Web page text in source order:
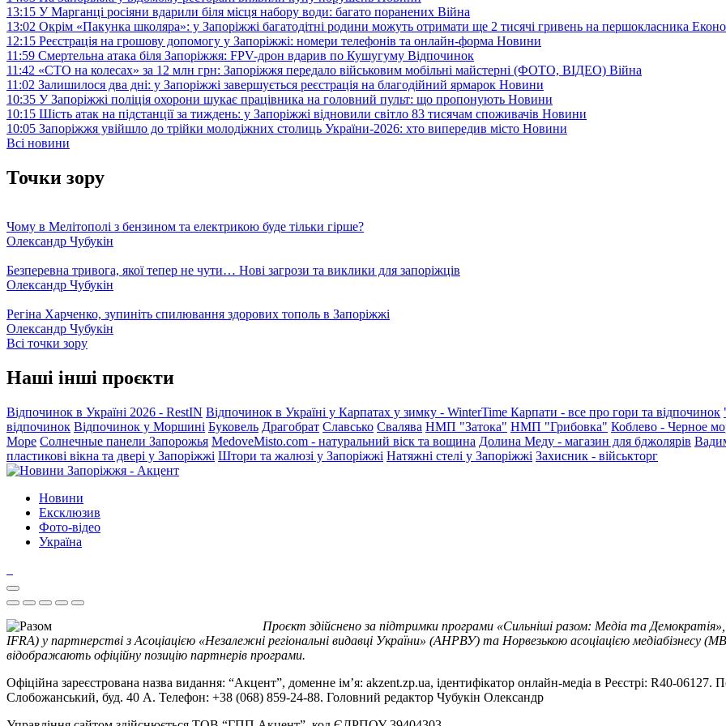
13:15 У Марганці росіяни вдарили біля місця набору води: багато поранених Війна
13:02 Окрім «Пакунка школяра»: у Запоріжжі багатодітні родини можуть отримати ще 2 тисячі гривень на першокласника
12:15 Реєстрація на грошову допомогу у Запоріжжі: номери телефонів та онлайн-форма Новини
11:59 Смертельна атака біля Запоріжжя: FPV-дрон вдарив по Кушугуму Відпочинок
11:42 «СТО на колесах» за 12 млн грн: Запоріжжя передало військовим мобільні майстерні (ФОТО, ВІДЕО) Війна
11:02 Залишилося два дні: у Запоріжжі завершується реєстрація на благодійний ярмарок Новини
10:35 У Запоріжжі поліція охорони шукає працівника на головний пульт: що пропонують Новини
10:15 Шість атак на підстанції за тиждень: у Запоріжжі відновили світло 83 тисячам споживачів Новини
10:05 Запоріжжя увійшло до трійки молодіжних столиць України-2026: хто випередив місто Новини
Всі новини
Точки зору
Чому в Мелітополі з бензином та електрикою буде тільки гірше?
Олександр Чубукін
Безперевна тривога, якої тепер не чути… Нові загрози та виклики для запоріжців
Олександр Чубукін
Регіна Харченко, зупиніть спилювання здорових тополь в Запоріжжі
Олександр Чубукін
Всі точки зору
Наші інші проєкти
Відпочинок в Україні 2026 - RestIN Відпочинок в Україні у Карпатах у зимку - WinterTime Карпати - все про гори та відпочинок
відпочинок Відпочинок у Моршині Буковель Драгобрат Славсько Свалява НМП "Затока" НМП "Грибовка" Коблево - Черное
Море Солнечные панели Запорожья MedoveMisto.com - натуральний віск та вощина Долина Меду - магазин для бджолярів
пластикові вікна та двері у Запоріжжі Штори та жалюзі у Запоріжжі Натяжні стелі у Запоріжжі Захисник - військторг
Новини
Ексклюзив
Фото-відео
Україна
Проєкт здійснено за підтримки програми «Сильніші разом: Медіа та
IFRA) у партнерстві з Асоціацією «Незалежні регіональні видавці України» (АНРВУ) та Норвезькою асоціацією медіабізнесу
відображають офіційну позицію партнерів програми.
Офіційна зареєстрована назва видання: “Акцент”, доменне ім’я: akzent.zp.ua, ідентифікатор онлайн-медіа в Реєстрі: R40-
Слобожанський, буд. 40 А. Телефон: +38 (068) 859-24-88. Головний редактор Чубукін Олександр